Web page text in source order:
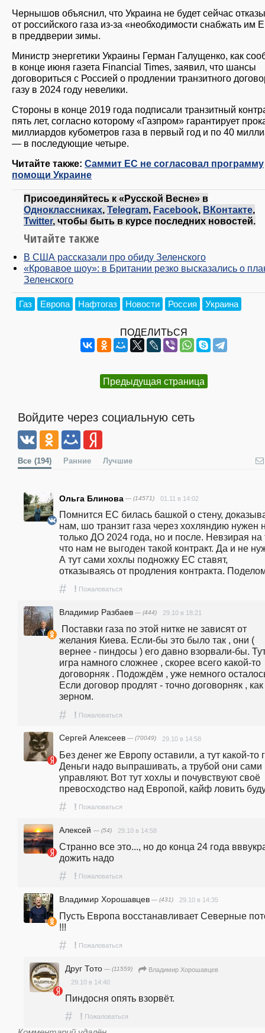
Чернышов объяснил, что Украина не будет сейчас
от российского газа из-за «необходимости снабжать им
в преддверии зимы.
Министр энергетики Украины Герман Галущенко, как
в конце июня газета Financial Times, заявил, что шансы
договориться с Россией о продлении транзитного
газу в 2024 году невелики.
Стороны в конце 2019 года подписали транзитный
пять лет, согласно которому «Газпром» гарантирует
миллиардов кубометров газа в первый год и по 40
— в последующие четыре.
Читайте также: Саммит ЕС не согласовал программу
помощи Украине
Присоединяйтесь к «Русской Весне» в
Одноклассниках, Telegram, Facebook, ВКонтакте,
Twitter, чтобы быть в курсе последних новостей.
Читайте также
В США рассказали про обиду Зеленского
«Кровавое шоу»: в Британии резко высказались о
Зеленского
Газ Европа Нафтогаз Новости Россия Украина
ПОДЕЛИТЬСЯ
Предыдущая страница
Войдите через социальную сеть
Все (194) Ранние Лучшие
Ольга Блинова — (14571) 01.11 в 14:02
Помнится ЕС билась башкой о стену,
нам, шо транзит газа через хохляндию нужен
только ДО 2024 года, но и после. Невзирая на
что нам не выгоден такой контракт. Да и не
А тут сами хохлы подножку ЕС ставят,
отказываясь от продления контракта.
# ! Пожаловаться
Владимир Разбаев — (444) 29.10 в 18:21
желания Киева. Если-бы это было так , они (
вернее - пиндосы ) его давно взорвали-бы.
игра намного сложнее , скорее всего какой-то
договорняк . Подождём , уже немного
Если договор продлят - точно договорняк , как
зерном.
# ! Пожаловаться
Сергей Алексеев — (70049) 29.10 в 14:58
Без денег же Европу оставили, а тут какой-то
Деньги надо выпрашивать, а трубой они сами
управляют. Вот тут хохлы и почувствуют своё
превосходство над Европой, кайф ловить
# ! Пожаловаться
Алексей — (54) 29.10 в 14:58
Странно все это..., но до конца 24 года
дожить надо
# ! Пожаловаться
Владимир Хорошавцев — (431) 29.10 в 14:35
Пусть Европа восстанавливает Северные
!!!
# ! Пожаловаться
Друг Тото — (11559)
Владимир Хорошавцев
29.10 в 14:40
Пиндосня опять взорвёт.
# ! Пожаловаться